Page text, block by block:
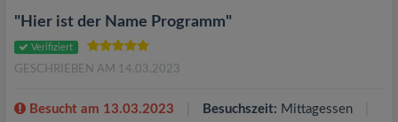
"Hier ist der Name Programm"
Verifiziert
GESCHRIEBEN AM 14.03.2023
Besucht am 13.03.2023 Besuchszeit: Mittagessen